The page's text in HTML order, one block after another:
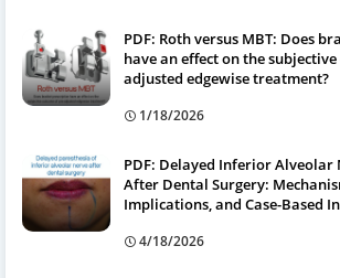
PDF: Roth versus MBT: Does
have an effect on the
adjusted edgewise treatment?
1/18/2026
PDF: Delayed Inferior Alveolar
After Dental Surgery:
Implications, and Case-Based
4/18/2026